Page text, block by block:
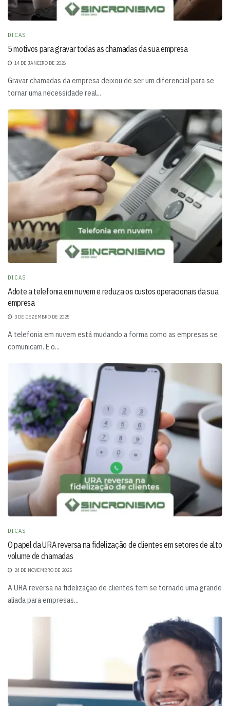
DICAS
5 motivos para gravar todas as chamadas da sua empresa
14 DE JANEIRO DE 2026
Gravar chamadas da empresa deixou de ser um diferencial para se
tornar uma necessidade real...
DICAS
Adote a telefonia em nuvem e reduza os custos operacionais da sua
empresa
3 DE DEZEMBRO DE 2025
A telefonia em nuvem está mudando a forma como as empresas se
comunicam. E o...
DICAS
O papel da URA reversa na fidelização de clientes em setores de alto
volume de chamadas
24 DE NOVEMBRO DE 2025
A URA reversa na fidelização de clientes tem se tornado uma grande
aliada para empresas...